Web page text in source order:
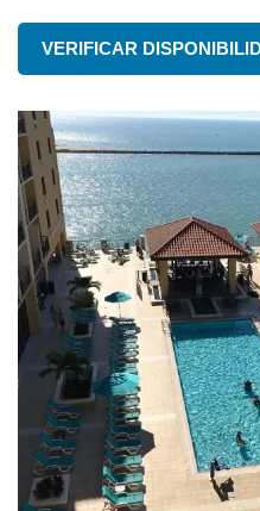
VERIFICAR